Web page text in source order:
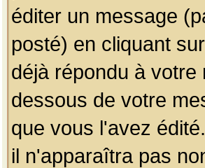
éditer un message
posté) en cliquant
déjà répondu à
dessous de votre
que vous l'avez
il n'apparaîtra pas